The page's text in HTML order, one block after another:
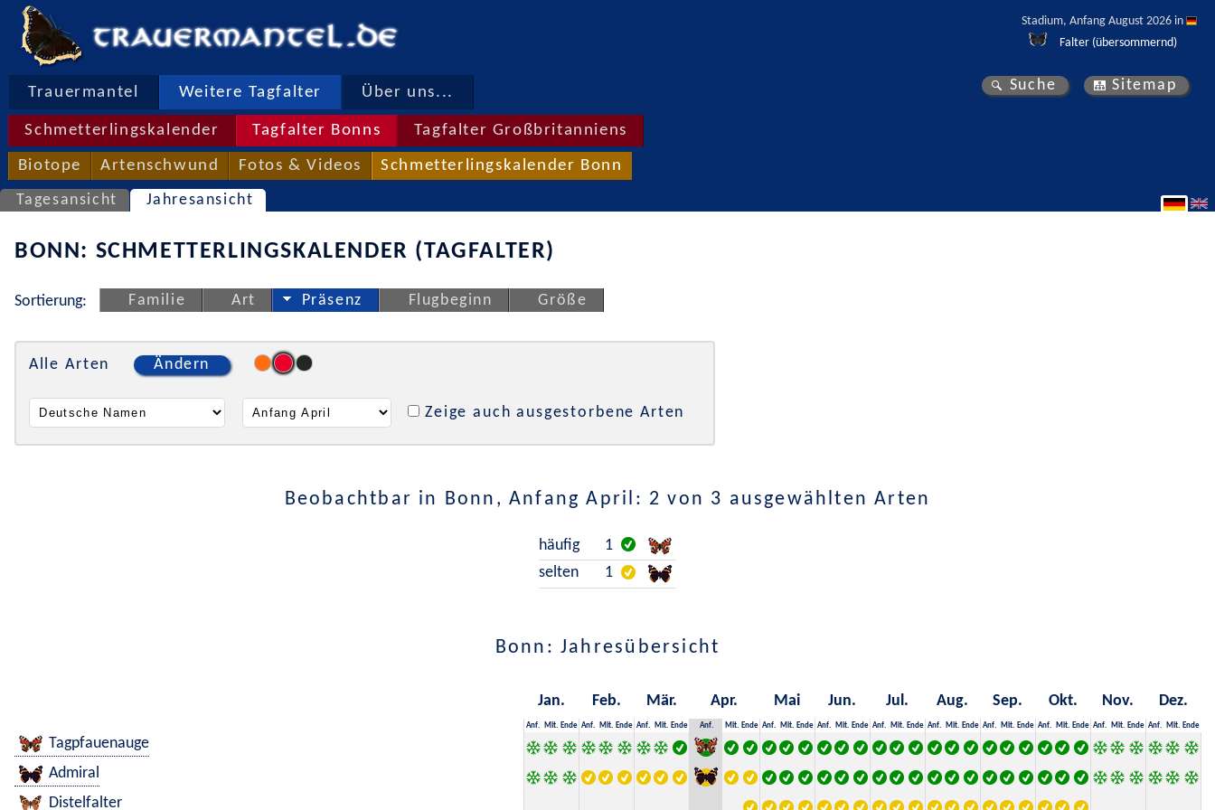
Stadium, Anfang August 2026 in
Falter (übersommernd)
Trauermantel Weitere Tagfalter Über uns...
Schmetterlingskalender Tagfalter Bonns Tagfalter Großbritanniens
Biotope Artenschwund Fotos & Videos Schmetterlingskalender Bonn
Suche Sitemap
Tagesansicht Jahresansicht
BONN: SCHMETTERLINGSKALENDER (TAGFALTER)
Sortierung: Familie Art Präsenz Flugbeginn Größe
Alle Arten Ändern
Zeige auch ausgestorbene Arten
Beobachtbar in Bonn, Anfang April: 2 von 3 ausgewählten Arten
häufig
1
selten
1
Bonn: Jahresübersicht
Jan. Feb. Mär. Apr. Mai Jun. Jul. Aug. Sep. Okt. Nov. Dez.
Anf. Mit. Ende Anf. Mit. Ende Anf. Mit. Ende Anf. Mit. Ende Anf. Mit. Ende Anf. Mit. Ende Anf. Mit. Ende Anf. Mit. Ende Anf. Mit. Ende Anf. Mit. Ende Anf. Mit. Ende Anf. Mit. Ende
Tagpfauenauge
Admiral
Distelfalter